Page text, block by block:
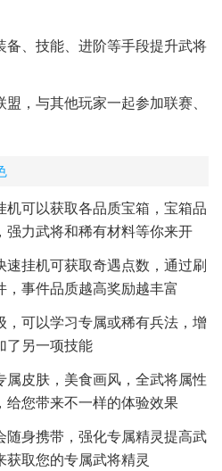
备、技能、进阶等手段提升武将
，与其他玩家一起参加联赛、
可以获取各品质宝箱，宝箱品
强力武将和稀有材料等你来开
挂机可获取奇遇点数，通过刷
，事件品质越高奖励越丰富
可以学习专属或稀有兵法，增
了另一项技能
皮肤，美食画风，全武将属性
给您带来不一样的体验效果
身携带，强化专属精灵提高武
取您的专属武将精灵